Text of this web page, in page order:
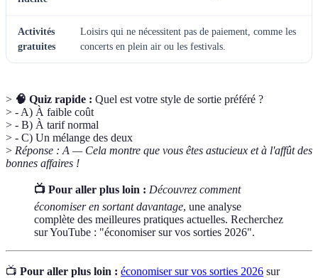
Activités
gratuites
Loisirs qui ne nécessitent pas de paiement, comme les
concerts en plein air ou les festivals.
> 🧠 Quiz rapide : Quel est votre style de sortie préféré ?
> - A) À faible coût
> - B) À tarif normal
> - C) Un mélange des deux
> Réponse : A — Cela montre que vous êtes astucieux et à l'affût des
bonnes affaires !
📺 Pour aller plus loin : Découvrez comment
économiser en sortant davantage, une analyse
complète des meilleures pratiques actuelles. Recherchez
sur YouTube : "économiser sur vos sorties 2026".
📺 Pour aller plus loin : économiser sur vos sorties 2026 sur